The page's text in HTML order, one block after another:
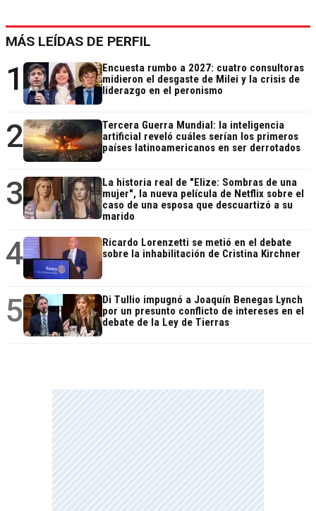
MÁS LEÍDAS DE PERFIL
1
Encuesta rumbo a 2027: cuatro consultoras
midieron el desgaste de Milei y la crisis de
liderazgo en el peronismo
2
Tercera Guerra Mundial: la inteligencia
artificial reveló cuáles serían los primeros
países latinoamericanos en ser derrotados
3
La historia real de "Elize: Sombras de una
mujer", la nueva película de Netflix sobre el
caso de una esposa que descuartizó a su
marido
4
Ricardo Lorenzetti se metió en el debate
sobre la inhabilitación de Cristina Kirchner
5
Di Tullio impugnó a Joaquín Benegas Lynch
por un presunto conflicto de intereses en el
debate de la Ley de Tierras